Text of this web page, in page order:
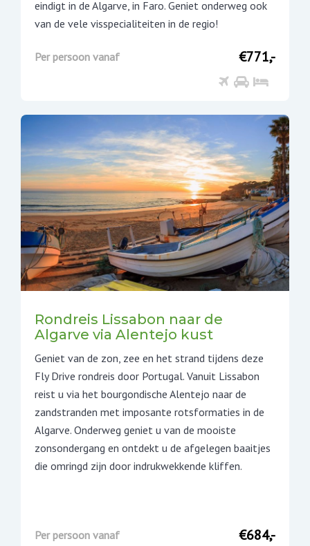
eindigt in de Algarve, in Faro. Geniet onderweg ook
van de vele visspecialiteiten in de regio!
Per persoon vanaf €771,-
Rondreis Lissabon naar de
Algarve via Alentejo kust
Geniet van de zon, zee en het strand tijdens deze
Fly Drive rondreis door Portugal. Vanuit Lissabon
reist u via het bourgondische Alentejo naar de
zandstranden met imposante rotsformaties in de
Algarve. Onderweg geniet u van de mooiste
zonsondergang en ontdekt u de afgelegen baaitjes
die omringd zijn door indrukwekkende kliffen.
Per persoon vanaf €684,-